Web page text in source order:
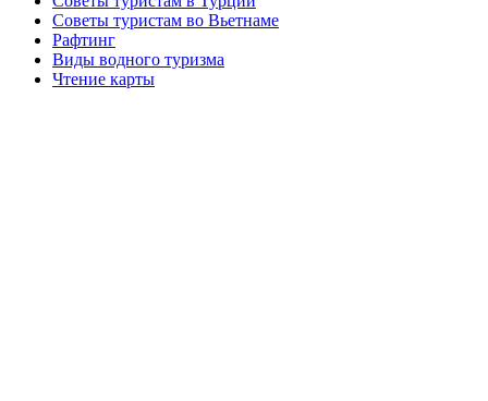
Советы туристам во Вьетнаме
Рафтинг
Виды водного туризма
Чтение карты